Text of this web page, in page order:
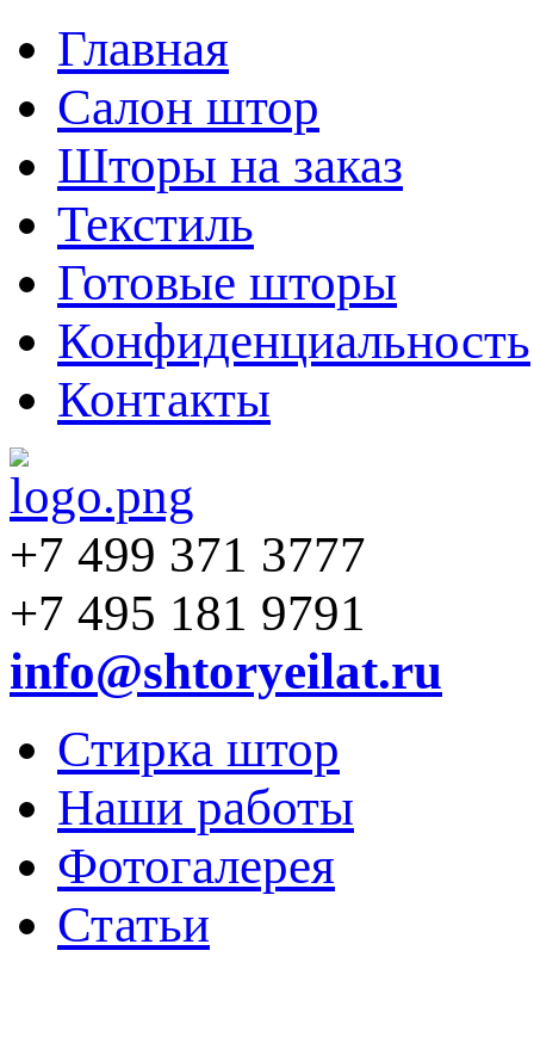
Главная
Салон штор
Шторы на заказ
Текстиль
Готовые шторы
Конфиденциальность
Контакты
+7 499 371 3777
+7 495 181 9791
info@shtoryeilat.ru
Стирка штор
Наши работы
Фотогалерея
Статьи